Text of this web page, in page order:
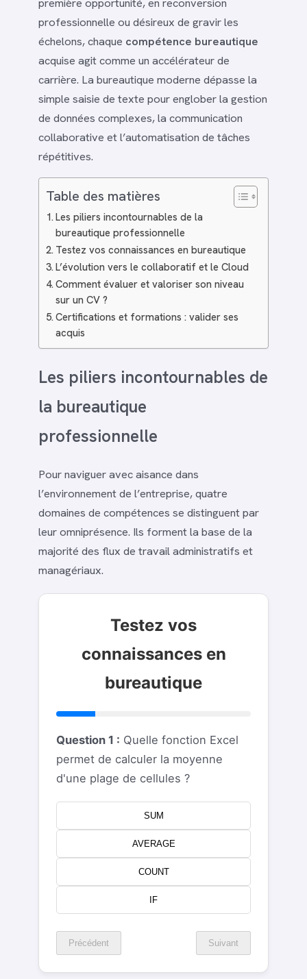
professionnelle ou désireux de gravir les
échelons, chaque compétence bureautique
acquise agit comme un accélérateur de
carrière. La bureautique moderne dépasse la
simple saisie de texte pour englober la gestion
de données complexes, la communication
collaborative et l’automatisation de tâches
répétitives.
Table des matières
Les piliers incontournables de la
bureautique professionnelle
Testez vos connaissances en bureautique
L’évolution vers le collaboratif et le Cloud
Comment évaluer et valoriser son niveau
sur un CV ?
Certifications et formations : valider ses
acquis
Les piliers incontournables de
la bureautique
professionnelle
Pour naviguer avec aisance dans
l’environnement de l’entreprise, quatre
domaines de compétences se distinguent par
leur omniprésence. Ils forment la base de la
majorité des flux de travail administratifs et
managériaux.
Testez vos
connaissances en
bureautique
Question 1 : Quelle fonction Excel
permet de calculer la moyenne
d'une plage de cellules ?
SUM
AVERAGE
COUNT
IF
Précédent Suivant